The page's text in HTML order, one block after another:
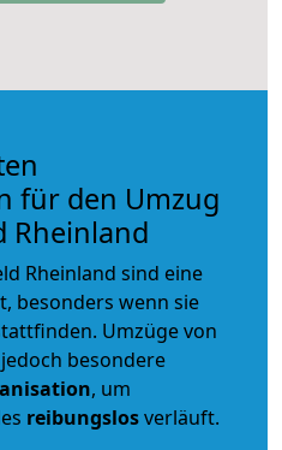
für den Umzug
Rheinland
Rheinland sind eine
besonders wenn sie
Umzüge von
besondere
, um
reibungslosverläuft.